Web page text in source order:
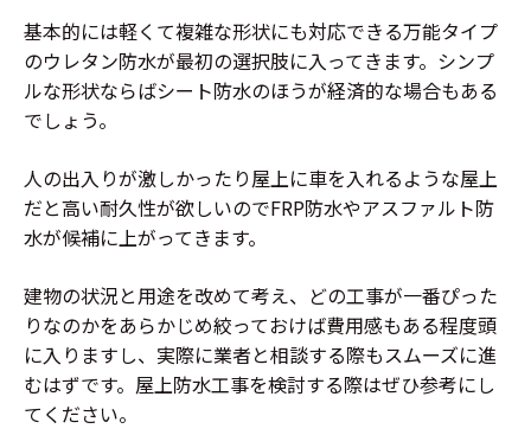
基本的には軽くて複雑な形状にも対応できる万能タイプ
のウレタン防水が最初の選択肢に入ってきます。シンプ
ルな形状ならばシート防水のほうが経済的な場合もある
でしょう。
人の出入りが激しかったり屋上に車を入れるような屋上
だと高い耐久性が欲しいのでFRP防水やアスファルト防
水が候補に上がってきます。
建物の状況と用途を改めて考え、どの工事が一番ぴった
りなのかをあらかじめ絞っておけば費用感もある程度頭
に入りますし、実際に業者と相談する際もスムーズに進
むはずです。屋上防水工事を検討する際はぜひ参考にし
てください。